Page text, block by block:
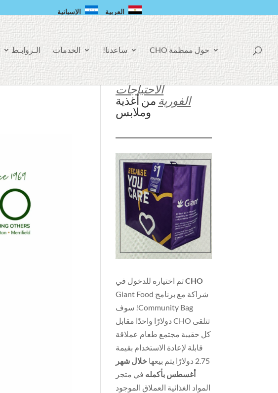
العربية الإسبانية
ص
ح
ت
ا
حول ممظمة CHO ساعدنا! الخدمات الـروابـط
الاحتياجات
الفورية من أغذية
وملابس
CHOتم اختياره للدخول في
شراكة مع برنامج Giant Food
Community Bag! سوف
تتلقى CHO دولارًا واحدًا مقابل
كل حقيبة مجتمع طعام عملاقة
قابلة لإعادة الاستخدام بقيمة
2.75 دولارًا يتم بيعها
خلال شهر
أغسطس بأكمله في متجر
المواد الغذائية العملاق الموجود